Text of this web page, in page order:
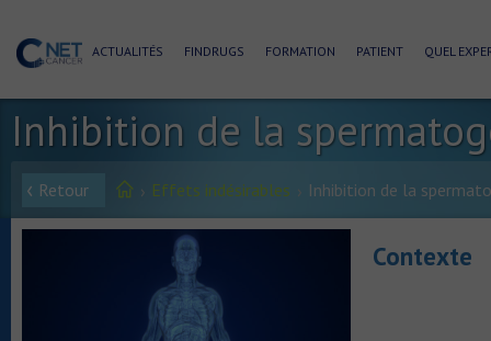
ACTUALITÉS FINDRUGS FORMATION PATIENT QUEL
Inhibition de la
Retour Effets indésirables Inhibition de la
Contexte